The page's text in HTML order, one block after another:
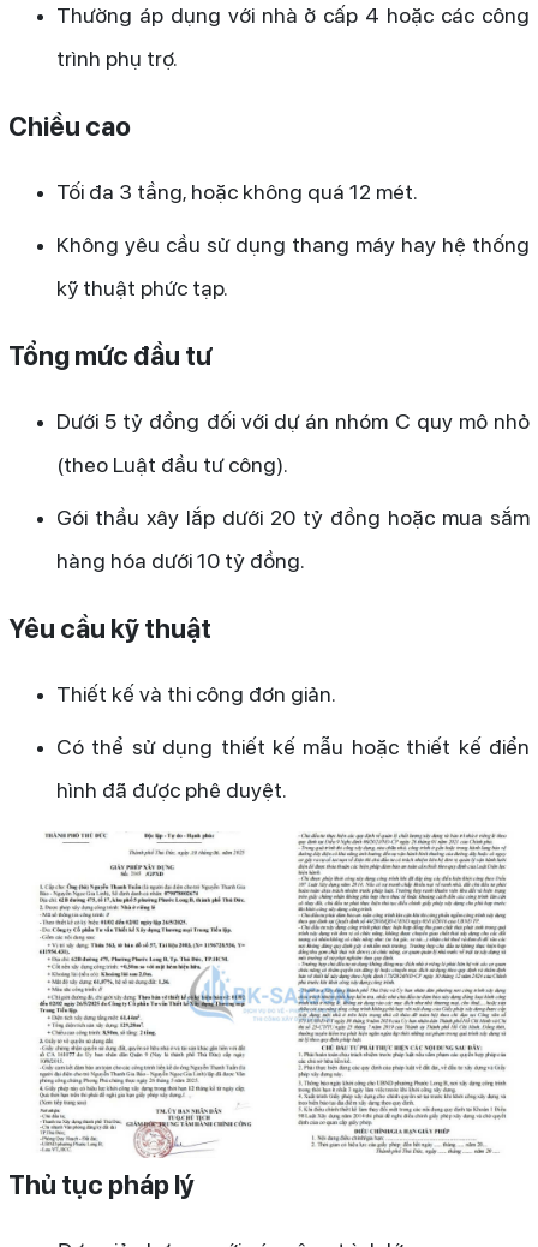
Thường áp dụng với nhà ở cấp 4 hoặc các công
trình phụ trợ.
Chiều cao
Tối đa 3 tầng, hoặc không quá 12 mét.
Không yêu cầu sử dụng thang máy hay hệ thống
kỹ thuật phức tạp.
Tổng mức đầu tư
Dưới 5 tỷ đồng đối với dự án nhóm C quy mô nhỏ
(theo Luật đầu tư công).
Gói thầu xây lắp dưới 20 tỷ đồng hoặc mua sắm
hàng hóa dưới 10 tỷ đồng.
Yêu cầu kỹ thuật
Thiết kế và thi công đơn giản.
Có thể sử dụng thiết kế mẫu hoặc thiết kế điển
hình đã được phê duyệt.
Thủ tục pháp lý